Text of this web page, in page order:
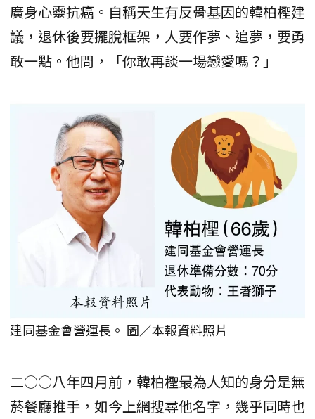
廣身心靈抗癌。自稱天生有反骨基因的韓柏檉建
議，退休後要擺脫框架，人要作夢、追夢，要勇
敢一點。他問，「你敢再談一場戀愛嗎？」
建同基金會營運長。 圖／本報資料照片
二○○八年四月前，韓柏檉最為人知的身分是無
菸餐廳推手，如今上網搜尋他名字，幾乎同時也